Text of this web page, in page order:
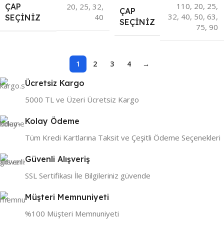
ÇAP
SEÇINIZ
20, 25, 32,
40
ÇAP
SEÇINIZ
110, 20, 25,
32, 40, 50, 63,
75, 90
1 2 3 4 →
Ücretsiz Kargo
5000 TL ve Üzeri Ücretsiz Kargo
Kolay Ödeme
Tüm Kredi Kartlarına Taksit ve Çeşitli Ödeme Seçenekleri
Güvenli Alışveriş
SSL Sertifikası İle Bilgileriniz güvende
Müşteri Memnuniyeti
%100 Müşteri Memnuniyeti